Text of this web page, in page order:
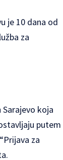
je 10 dana od
za
koja
putem
za